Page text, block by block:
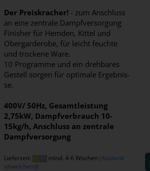
Der Preis­kra­cher! - zum An­schluss
an eine zen­tra­le Dampf­ver­sor­gung
Fi­nis­her für Hem­den, Kit­tel und
Ober­gar­de­ro­be, für leicht feuch­te
und tro­cke­ne Ware.
10 Pro­gram­me und ein dreh­ba­res
Ge­stell sor­gen für op­ti­ma­le Er­geb­nis­
se.
400V/ 50Hz, Ge­samt­leis­tung
2,75kW, Dampf­ver­brauch 10-​
15kg/h, An­schluss an zen­tra­le
Dampf­ver­sor­gung
Lieferzeit: mind. 4-6 Wochen (Ausland
abweichend)